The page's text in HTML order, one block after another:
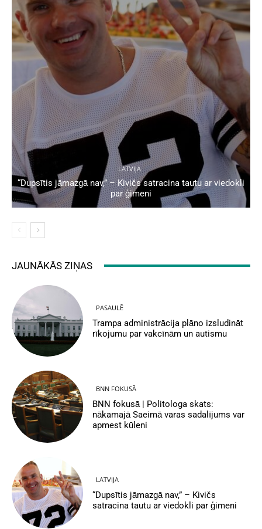
LATVIJA
“Dupsītis jāmazgā nav,” – Kivičs satracina tautu ar viedokli
par ģimeni
JAUNĀKĀS ZIŅAS
PASAULĒ
Trampa administrācija plāno izsludināt
rīkojumu par vakcīnām un autismu
BNN FOKUSĀ
BNN fokusā | Politologa skats:
nākamajā Saeimā varas sadalījums var
apmest kūleni
LATVIJA
“Dupsītis jāmazgā nav,” – Kivičs
satracina tautu ar viedokli par ģimeni